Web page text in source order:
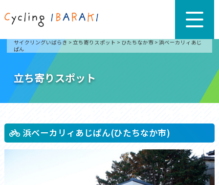
サイクリングいばらき > 立ち寄りスポット > ひたちなか市 > 浜ベーカリィあじ
ぱん
立ち寄りスポット
浜ベーカリィあじぱん(ひたちなか市)